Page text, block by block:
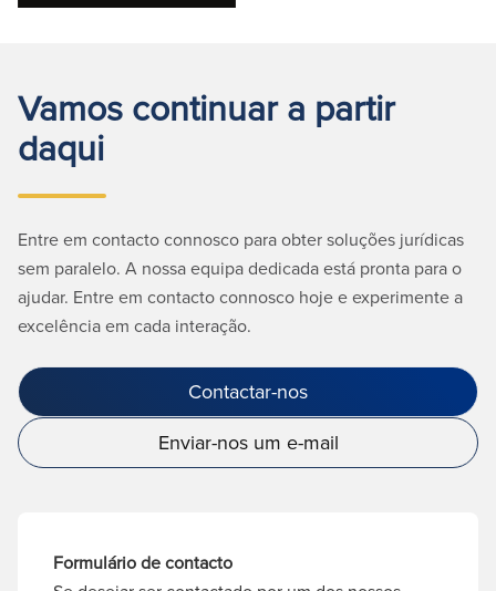
Vamos continuar a partir
daqui
Entre em contacto connosco para obter soluções jurídicas
sem paralelo. A nossa equipa dedicada está pronta para o
ajudar. Entre em contacto connosco hoje e experimente a
excelência em cada interação.
Contactar-nos
Enviar-nos um e-mail
Formulário de contacto